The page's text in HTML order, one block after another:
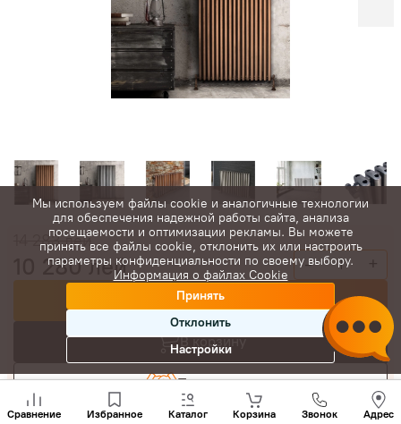
14 283лей
10 280лей - +
Купить сейчас
В корзину
Торговаться
Сравнение Избранное Каталог Корзина Звонок Адрес
нам
+(373)
Мы используем файлы cookie и аналогичные технологии
для обеспечения надежной работы сайта, анализа
посещаемости и оптимизации рекламы. Вы можете
принять все файлы cookie, отклонить их или настроить
параметры конфиденциальности по своему выбору.
Информация о файлах Cookie
Принять
Отклонить
Настройки